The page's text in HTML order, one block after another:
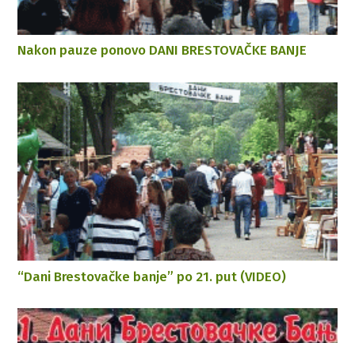
Nakon pauze ponovo DANI BRESTOVAČKE BANJE
“Dani Brestovačke banje” po 21. put (VIDEO)